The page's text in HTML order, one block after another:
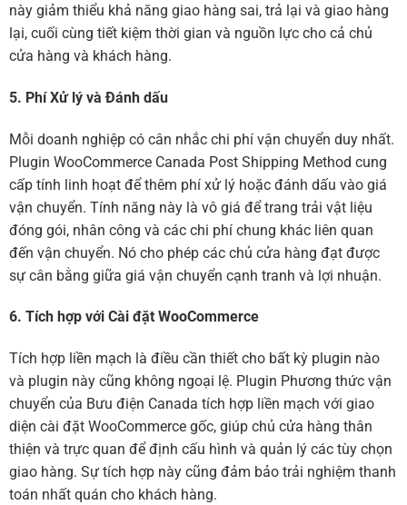
này giảm thiểu khả năng giao hàng sai, trả lại và giao hàng
lại, cuối cùng tiết kiệm thời gian và nguồn lực cho cả chủ
cửa hàng và khách hàng.
5. Phí Xử lý và Đánh dấu
Mỗi doanh nghiệp có cân nhắc chi phí vận chuyển duy nhất.
Plugin WooCommerce Canada Post Shipping Method cung
cấp tính linh hoạt để thêm phí xử lý hoặc đánh dấu vào giá
vận chuyển. Tính năng này là vô giá để trang trải vật liệu
đóng gói, nhân công và các chi phí chung khác liên quan
đến vận chuyển. Nó cho phép các chủ cửa hàng đạt được
sự cân bằng giữa giá vận chuyển cạnh tranh và lợi nhuận.
6. Tích hợp với Cài đặt WooCommerce
Tích hợp liền mạch là điều cần thiết cho bất kỳ plugin nào
và plugin này cũng không ngoại lệ. Plugin Phương thức vận
chuyển của Bưu điện Canada tích hợp liền mạch với giao
diện cài đặt WooCommerce gốc, giúp chủ cửa hàng thân
thiện và trực quan để định cấu hình và quản lý các tùy chọn
giao hàng. Sự tích hợp này cũng đảm bảo trải nghiệm thanh
toán nhất quán cho khách hàng.